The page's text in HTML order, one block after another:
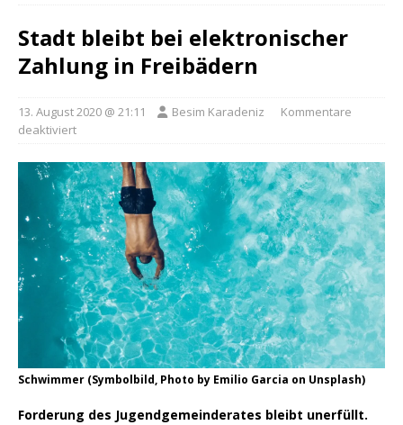
Stadt bleibt bei elektronischer
Zahlung in Freibädern
13. August 2020 @ 21:11 Besim Karadeniz
Kommentare
deaktiviert
Schwimmer (Symbolbild, Photo by Emilio Garcia on Unsplash)
Forderung des Jugendgemeinderates bleibt unerfüllt.